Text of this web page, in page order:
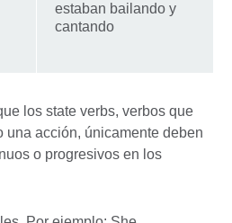
estaban bailando y
cantando
los state verbs, verbos que
una acción, únicamente deben
o progresivos en los